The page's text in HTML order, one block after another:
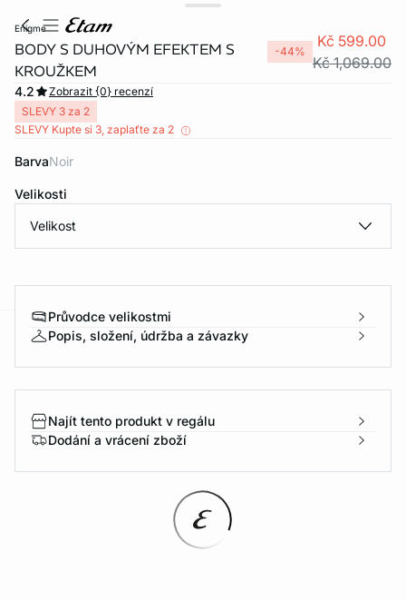
enigme
BODY S DUHOVÝM EFEKTEM S
KROUŽKEM
-44%
Kč 599.00
Kč 1,069.00
4.2
Zobrazit {0} recenzí
SLEVY 3 za 2
SLEVY Kupte si 3, zaplaťte za 2
Barva noir
Velikosti
Velikost
Průvodce velikostmi
Popis, složení, údržba a závazky
Najít tento produkt v regálu
Dodání a vrácení zboží